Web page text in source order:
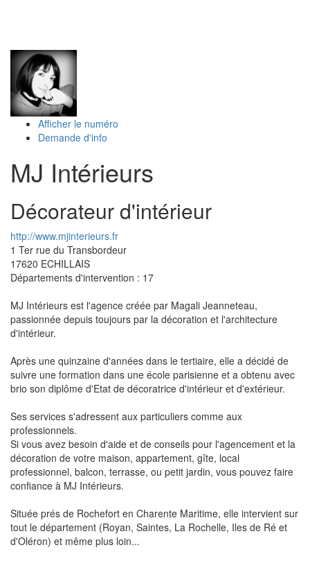
Afficher le numéro
Demande d'info
MJ Intérieurs
Décorateur d'intérieur
http://www.mjinterieurs.fr
1 Ter rue du Transbordeur
17620 ECHILLAIS
Départements d'intervention : 17
MJ Intérieurs est l'agence créée par Magali Jeanneteau,
passionnée depuis toujours par la décoration et l'architecture
d'intérieur.
Après une quinzaine d'années dans le tertiaire, elle a décidé de
suivre une formation dans une école parisienne et a obtenu avec
brio son diplôme d'Etat de décoratrice d'intérieur et d'extérieur.
Ses services s'adressent aux particuliers comme aux
professionnels.
Si vous avez besoin d'aide et de conseils pour l'agencement et la
décoration de votre maison, appartement, gîte, local
professionnel, balcon, terrasse, ou petit jardin, vous pouvez faire
confiance à MJ Intérieurs.
Située prés de Rochefort en Charente Maritime, elle intervient sur
tout le département (Royan, Saintes, La Rochelle, Iles de Ré et
d'Oléron) et même plus loin...